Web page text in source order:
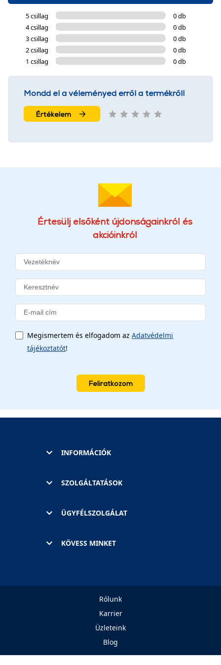
5 csillag
0 db
4 csillag
0 db
3 csillag
0 db
2 csillag
0 db
1 csillag
0 db
Mondd el a véleményed erről a termékről!
Értékelem
Értesülj elsőként újdonságainkról és
akcióinkról
Megismertem és elfogadom az Adatvédelmi
tájékoztatót!
Feliratkozom
INFORMÁCIÓK
SZOLGÁLTATÁSOK
ÜGYFÉLSZOLGÁLAT
KÖVESS MINKET
Rólunk
Karrier
Üzleteink
Blog